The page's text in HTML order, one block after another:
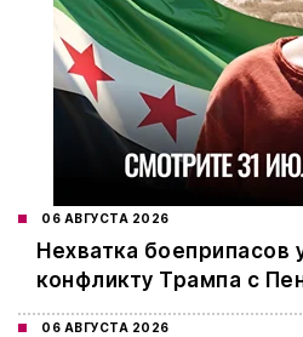
06 АВГУСТА 2026
Нехватка
конфликту Трампа с
06 АВГУСТА 2026